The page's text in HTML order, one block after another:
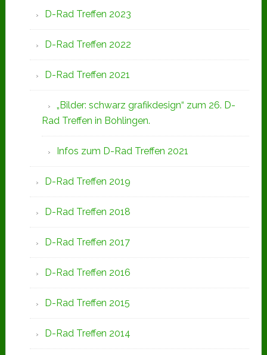
D-Rad Treffen 2023
D-Rad Treffen 2022
D-Rad Treffen 2021
„Bilder: schwarz grafikdesign“ zum 26. D-
Rad Treffen in Bohlingen.
Infos zum D-Rad Treffen 2021
D-Rad Treffen 2019
D-Rad Treffen 2018
D-Rad Treffen 2017
D-Rad Treffen 2016
D-Rad Treffen 2015
D-Rad Treffen 2014